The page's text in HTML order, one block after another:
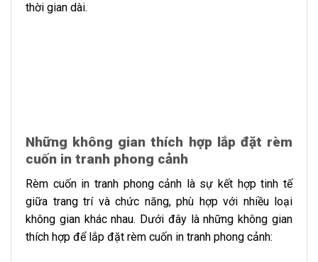
thời gian dài.
Những không gian thích hợp lắp đặt rèm
cuốn in tranh phong cảnh
Rèm cuốn in tranh phong cảnh là sự kết hợp tinh tế
giữa trang trí và chức năng, phù hợp với nhiều loại
không gian khác nhau. Dưới đây là những không gian
thích hợp để lắp đặt rèm cuốn in tranh phong cảnh: